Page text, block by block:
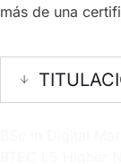
más de una